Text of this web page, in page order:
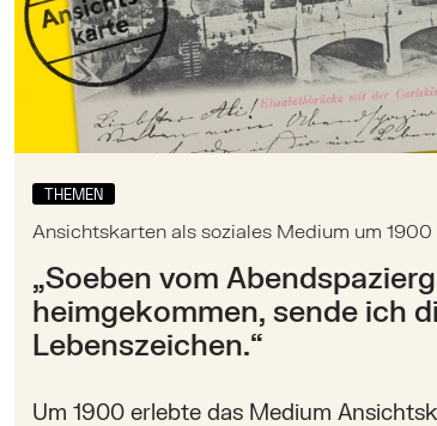
anzeigen/ausblenden
THEMEN
Ansichtskarten als soziales Medium um 1900
„Soeben vom
heimgekommen, sende ich
Lebenszeichen.“
Um 1900 erlebte das Medium